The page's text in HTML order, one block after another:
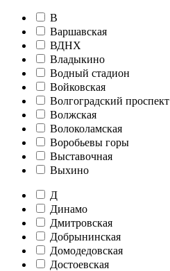
В
Варшавская
ВДНХ
Владыкино
Водный стадион
Войковская
Волгоградский проспект
Волжская
Волоколамская
Воробьевы горы
Выставочная
Выхино
Д
Динамо
Дмитровская
Добрынинская
Домодедовская
Достоевская